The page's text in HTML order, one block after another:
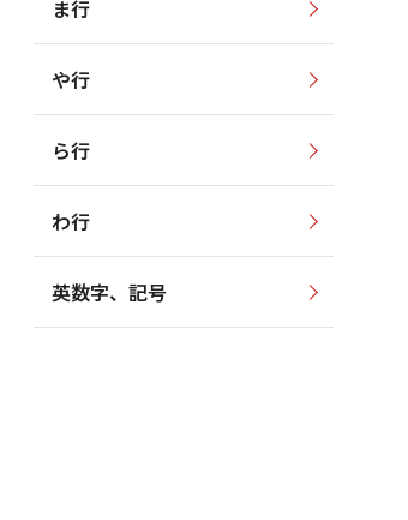
ま行
や行
ら行
わ行
英数字、記号